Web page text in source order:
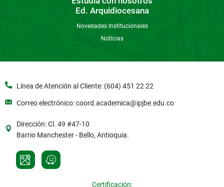
Ed. Arquidiocesana
Novedades Institucionales
Noticias
Línea de Atención al Cliente: (604) 451 22 22
Correo electrónico: coord.academica@ipjbe.edu.co
Dirección: Cl. 49 #47-10
Barrio Manchester - Bello, Antioquia.
Certificación: